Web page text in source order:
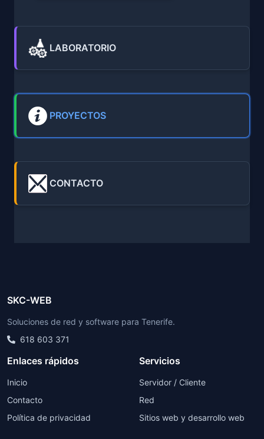
LABORATORIO
PROYECTOS
CONTACTO
SKC-WEB
Soluciones de red y software para Tenerife.
618 603 371
Enlaces rápidos
Inicio
Contacto
Política de privacidad
Servicios
Servidor / Cliente
Red
Sitios web y desarrollo web